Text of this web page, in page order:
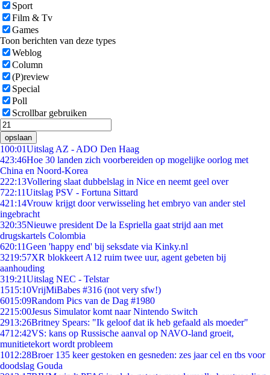
Sport
Film & Tv
Games
Toon berichten van deze types
Weblog
Column
(P)review
Special
Poll
Scrollbar gebruiken
opslaan
100:01Uitslag AZ - ADO Den Haag
423:46Hoe 30 landen zich voorbereiden op mogelijke oorlog met
China en Noord-Korea
222:13Vollering slaat dubbelslag in Nice en neemt geel over
722:11Uitslag PSV - Fortuna Sittard
421:14Vrouw krijgt door verwisseling het embryo van ander stel
ingebracht
320:35Nieuwe president De la Espriella gaat strijd aan met
drugskartels Colombia
620:11Geen 'happy end' bij seksdate via Kinky.nl
3219:57XR blokkeert A12 ruim twee uur, agent gebeten bij
aanhouding
319:21Uitslag NEC - Telstar
1515:10VrijMiBabes #316 (not very sfw!)
6015:09Random Pics van de Dag #1980
2215:00Jesus Simulator komt naar Nintendo Switch
2913:26Britney Spears: "Ik geloof dat ik heb gefaald als moeder"
4712:42VS: kans op Russische aanval op NAVO-land groeit,
munitietekort wordt probleem
1012:28Broer 135 keer gestoken en gesneden: zes jaar cel en tbs voor
doodslag Gouda